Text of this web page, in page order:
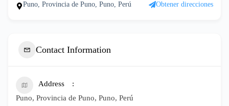
Puno, Provincia de Puno, Puno, Perú Obtener direcciones
Contact Information
Address
Puno, Provincia de Puno, Puno, Perú